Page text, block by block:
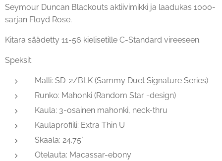
Seymour Duncan Blackouts aktiivimikki ja laadukas 1000-
sarjan Floyd Rose.
Kitara säädetty 11-56 kielisetille C-Standard vireeseen.
Speksit:
Malli: SD-2/BLK (Sammy Duet Signature Series)
Runko: Mahonki (Random Star -design)
Kaula: 3-osainen mahonki, neck-thru
Kaulaprofiili: Extra Thin U
Skaala: 24.75"
Otelauta: Macassar-ebony